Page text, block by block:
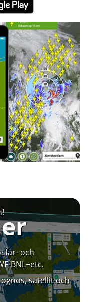
och
BNL+etc.
satellit och